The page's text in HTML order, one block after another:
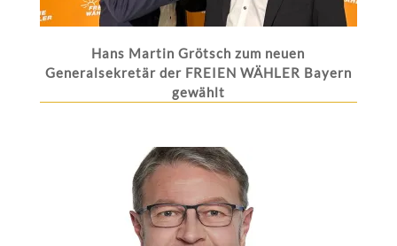
Hans Martin Grötsch zum neuen
Generalsekretär der FREIEN WÄHLER Bayern
gewählt